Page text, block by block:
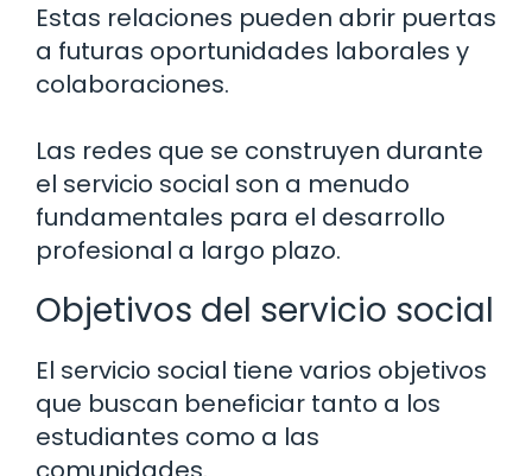
Estas relaciones pueden abrir puertas
a futuras oportunidades laborales y
colaboraciones.
Las redes que se construyen durante
el servicio social son a menudo
fundamentales para el desarrollo
profesional a largo plazo.
Objetivos del servicio social
El servicio social tiene varios objetivos
que buscan beneficiar tanto a los
estudiantes como a las